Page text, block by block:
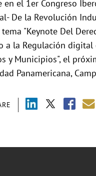
en el 1er Congreso
De la Revolución
"Keynote Del
a la Regulación digital
y Municipios", el
Panamericana,